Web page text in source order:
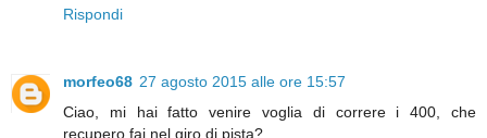
Rispondi
morfeo68 27 agosto 2015 alle ore 15:57
Ciao, mi hai fatto venire voglia di correre i 400, che
recupero fai nel giro di pista?